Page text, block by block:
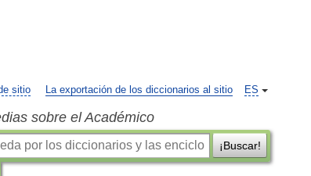
ES
sitio La exportación de los diccionarios al sitio
sobre el Académico
¡Buscar!